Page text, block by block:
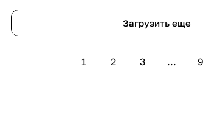
Загрузить еще
1 2 3 ... 9